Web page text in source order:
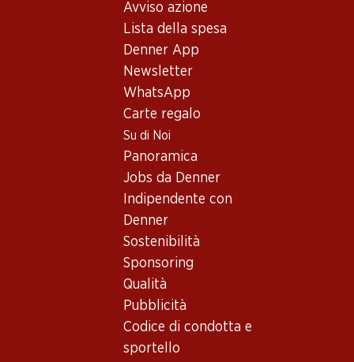
Avviso azione
Lista della spesa
Denner App
Newsletter
WhatsApp
Carte regalo
Su di Noi
Panoramica
Jobs da Denner
Indipendente con
Denner
Sostenibilità
Sponsoring
Qualità
Pubblicità
Codice di condotta e
sportello
Buono a sapersi